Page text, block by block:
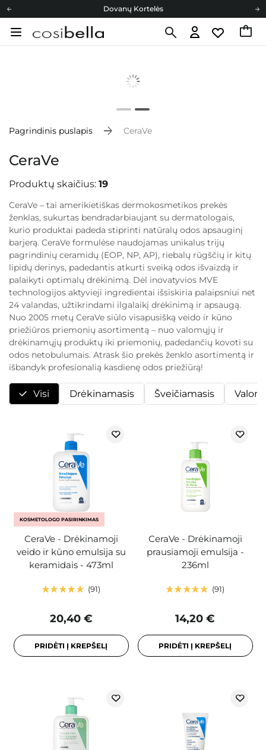
Dovanų Kortelės
Cosibella lojalumo programa
Pagrindinis puslapis CeraVe
CeraVe
Produktų skaičius: 19
CeraVe – tai amerikietiškas dermokosmetikos prekės
ženklas, sukurtas bendradarbiaujant su dermatologais,
kurio produktai padeda stiprinti natūralų odos apsauginį
barjerą. CeraVe formulėse naudojamas unikalus trijų
pagrindinių ceramidų (EOP, NP, AP), riebalų rūgščių ir kitų
lipidų derinys, padedantis atkurti sveiką odos išvaizdą ir
palaikyti optimalų drėkinimą. Dėl inovatyvios MVE
technologijos aktyvieji ingredientai išsiskiria palaipsniui net
24 valandas, užtikrindami ilgalaikį drėkinimą ir apsaugą.
Nuo 2005 metų CeraVe siūlo visapusišką veido ir kūno
priežiūros priemonių asortimentą – nuo valomųjų ir
drėkinamųjų produktų iki priemonių, padedančių kovoti su
odos netobulumais. Atrask šio prekės ženklo asortimentą ir
išbandyk profesionalią kasdienę odos priežiūrą!
Visi Drėkinamasis Šveičiamasis
KOSMETOLOGO PASIRINKIMAS
CeraVe - Drėkinamoji
veido ir kūno emulsija su
keramidais - 473ml
91
20,40 €
PRIDĖTI Į KREPŠELĮ
CeraVe - Drėkinamoji
prausiamoji emulsija -
236ml
91
14,20 €
PRIDĖTI Į KREPŠELĮ